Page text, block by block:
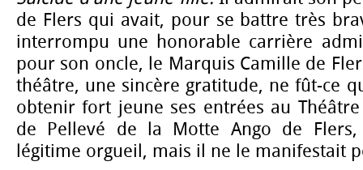
de Flers qui avait, pour se battre très
interrompu une honorable carrière
pour son oncle, le Marquis Camille de
théâtre, une sincère gratitude, ne fût-ce
obtenir fort jeune ses entrées au
de Pellevé de la Motte Ango de
légitime orgueil, mais il ne le manifestait